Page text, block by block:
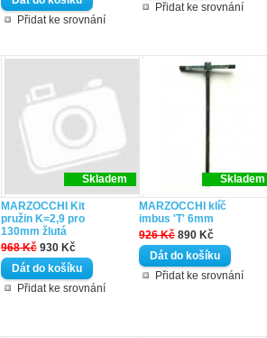
Přidat ke srovnání
Přidat ke srovnání
Skladem
MARZOCCHI Kit
pružin K=2,9 pro
130mm žlutá
968 Kč 930 Kč
Přidat ke srovnání
Skladem
MARZOCCHI klíč
imbus 'T' 6mm
926 Kč 890 Kč
Přidat ke srovnání